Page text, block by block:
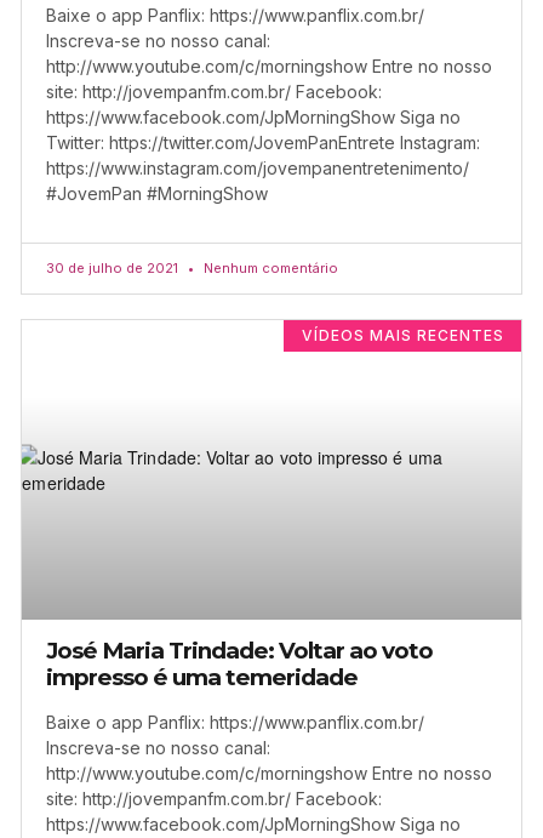
Baixe o app Panflix: https://www.panflix.com.br/
Inscreva-se no nosso canal:
http://www.youtube.com/c/morningshow Entre no nosso
site: http://jovempanfm.com.br/ Facebook:
https://www.facebook.com/JpMorningShow Siga no
Twitter: https://twitter.com/JovemPanEntrete Instagram:
https://www.instagram.com/jovempanentretenimento/
#JovemPan #MorningShow
30 de julho de 2021 Nenhum comentário
VÍDEOS MAIS RECENTES
José Maria Trindade: Voltar ao voto
impresso é uma temeridade
Baixe o app Panflix: https://www.panflix.com.br/
Inscreva-se no nosso canal:
http://www.youtube.com/c/morningshow Entre no nosso
site: http://jovempanfm.com.br/ Facebook:
https://www.facebook.com/JpMorningShow Siga no